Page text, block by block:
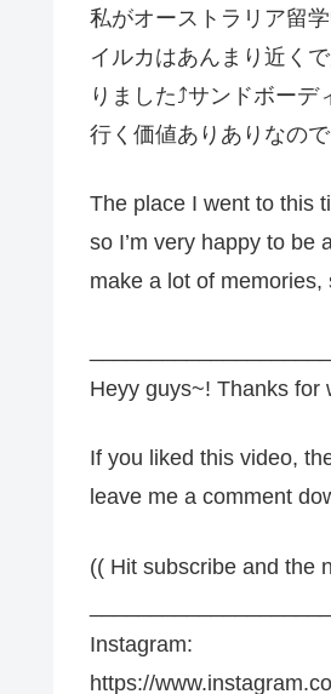
私がオーストラリア留
イルカはあんまり近く
りました⤴︎サンドボー
行く価値ありありなの
The place I went to this
so I’m very happy to be
make a lot of
Heyy guys~! Thanks for
If you liked this video,
leave me a comment
(( Hit subscribe and the
Instagram:
https://